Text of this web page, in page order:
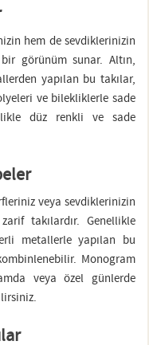
hem de sevdiklerinizin
görünüm sunar. Altın,
yapılan bu takılar,
ve bilekliklerle sade
düz renkli ve sade
veya sevdiklerinizin
takılardır. Genellikle
metallerle yapılan bu
Monogram
veya özel günlerde